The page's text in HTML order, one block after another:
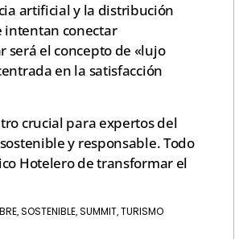
artificial y la distribución
intentan conectar
será el concepto de «lujo
en la satisfacción
crucial para expertos del
y responsable. Todo
Hotelero de transformar el
, SOSTENIBLE, SUMMIT, TURISMO